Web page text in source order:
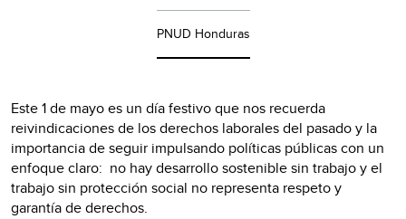
PNUD Honduras
Este 1 de mayo es un día festivo que nos recuerda
reivindicaciones de los derechos laborales del pasado y la
importancia de seguir impulsando políticas públicas con un
enfoque claro: no hay desarrollo sostenible sin trabajo y el
trabajo sin protección social no representa respeto y
garantía de derechos.